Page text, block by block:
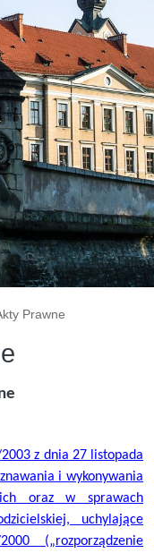
Prawne
z dnia 27 listopada
i wykonywania
oraz w sprawach
uchylające
(„rozporządzenie